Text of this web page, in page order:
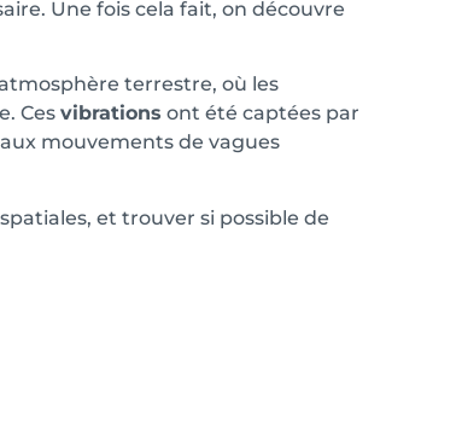
Une fois cela fait, on découvre
terrestre, où les
Ces vibrations ont été captées par
mouvements de vagues
et trouver si possible de